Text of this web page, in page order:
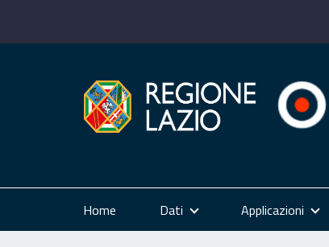
Home Dati Applicazioni